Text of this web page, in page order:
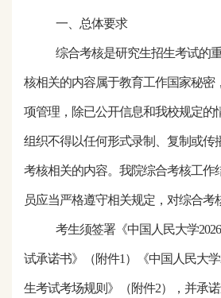
一、总体要求
综合考核是研究生招生考试的
核相关的内容属于教育工作国家秘密
项管理，除已公开信息和我校规定的
组织不得以任何形式录制、复制或传
考核相关的内容。我院综合考核工作
员应当严格遵守相关规定，对综合考
考生须签署《中国人民大学2026
试承诺书》（附件1）《中国人民大学
生考试考场规则》（附件2），并承